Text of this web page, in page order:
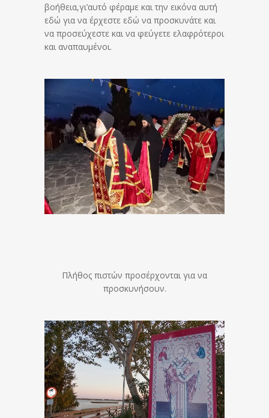
βοήθεια,γι’αυτό φέραμε και την εικόνα αυτή
εδώ για να έρχεστε εδώ να προσκυνάτε και
να προσεύχεστε και να φεύγετε ελαφρότεροι
και αναπαυμένοι.
Πλήθος πιστών προσέρχονται για να
προσκυνήσουν.